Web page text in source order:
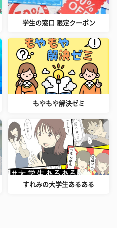
学生の窓口 限定クーポン
もやもや解決ゼミ
すれみの大学生あるある